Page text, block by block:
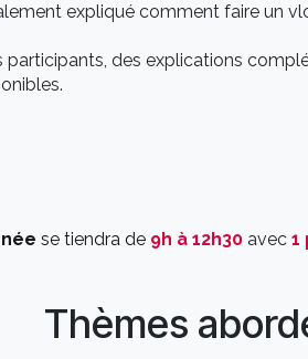
expliqué comment faire un
des explications
se tiendra de 9h à 12h30 avec 1
Thèmes